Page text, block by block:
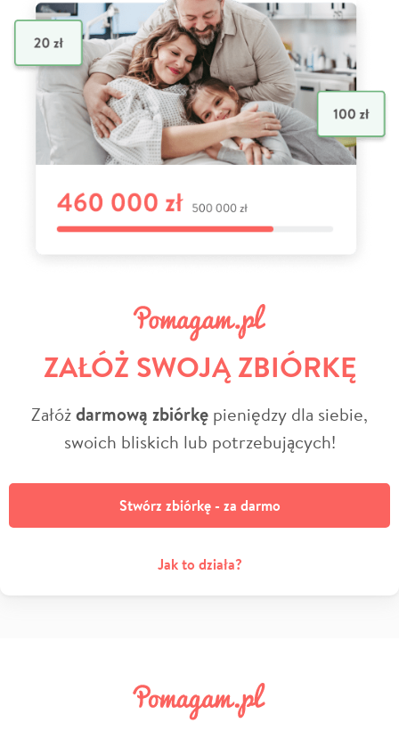
ZAŁÓŻ SWOJĄ ZBIÓRKĘ
Załóżdarmową zbiórkę pieniędzy dla siebie,
swoich bliskich lub potrzebujących!
Stwórz zbiórkę - za darmo
Jak to działa?